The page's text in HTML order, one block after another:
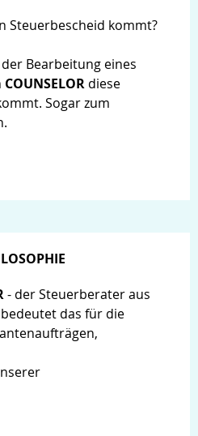
Steuerbescheid kommt?
Bearbeitung eines
COUNSELOR diese
Sogar zum
- der Steuerberater aus
das für die